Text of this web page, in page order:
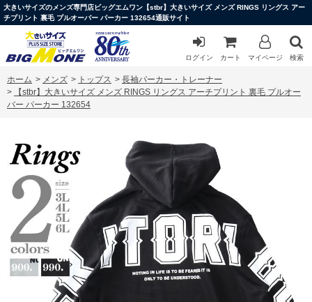
大きいサイズのメンズ専門店ビッグエムワン【stbr】大きいサイズ メンズ RINGS リングス アー
チプリント 裏毛 プルオーバー パーカー 132654通販サイト
ログイン カート マイページ 検索
ホーム > メンズ > トップス > 長袖パーカー・トレーナー
>
【stbr】大きいサイズ メンズ RINGS リングス アーチプリント 裏毛 プルオー
バー パーカー 132654